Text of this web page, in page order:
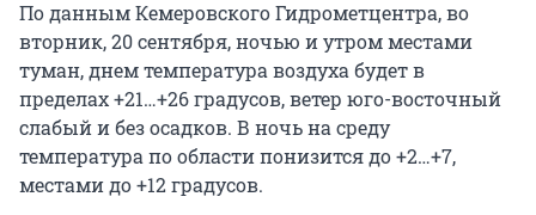
По данным Кемеровского Гидрометцентра, во
вторник, 20 сентября, ночью и утром местами
туман, днем температура воздуха будет в
пределах +21…+26 градусов, ветер юго-восточный
слабый и без осадков. В ночь на среду
температура по области понизится до +2…+7,
местами до +12 градусов.